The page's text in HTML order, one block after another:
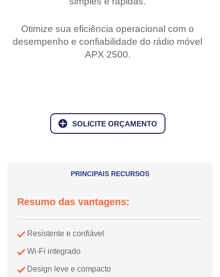
Otimize sua eficiência operacional com o
desempenho e confiabilidade do rádio móvel
APX 2500.
SOLICITE ORÇAMENTO
PRINCIPAIS RECURSOS
Resumo das vantagens:
Resistente e confiável
Wi-Fi integrado
Design leve e compacto